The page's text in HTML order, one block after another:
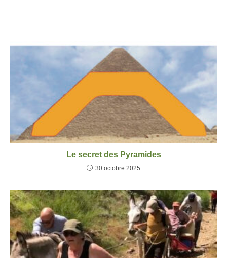
Le secret des Pyramides
30 octobre 2025